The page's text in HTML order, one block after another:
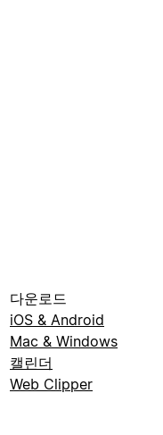
다운로드
iOS & Android
Mac & Windows
캘린더
Web Clipper